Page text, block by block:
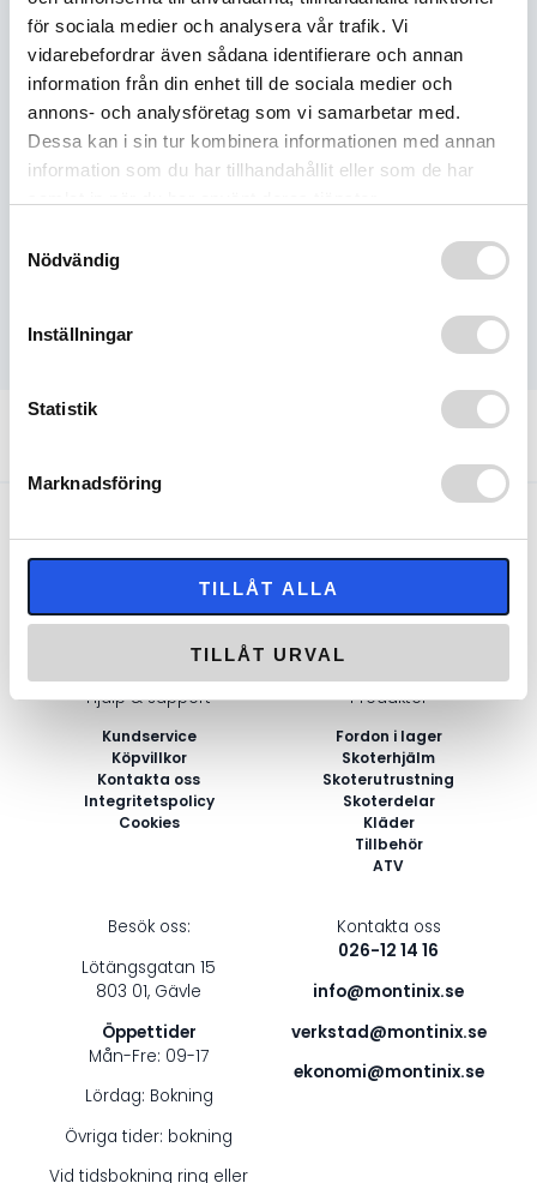
för sociala medier och analysera vår trafik. Vi
vidarebefordrar även sådana identifierare och annan
information från din enhet till de sociala medier och
annons- och analysföretag som vi samarbetar med.
Dessa kan i sin tur kombinera informationen med annan
information som du har tillhandahållit eller som de har
Nödvändig
Inställningar
Statistik
Marknadsföring
TILLÅT ALLA
TILLÅT URVAL
Fraktfritt
1000:-
14
dagars
öppet
Lägsta
garanti
Tillgänglig - skickas omgående
Recensioner
(0)
Snabba leveranser
Fri frakt över 1000 kr
NYHETSBREV
Registrera dig för vårat nyhetsbrev med de senaste
nyheterna och erbjudanden!
E-
*
Hjälp & support
Kundservice
Köpvillkor
Kontakta oss
Integritetspolicy
Cookies
Produkter
Fordon i lager
Skoterhjälm
Skoterutrustning
Skoterdelar
Kläder
Tillbehör
ATV
Besök oss:
Lötängsgatan 15
803 01, Gävle
Öppettider
Mån-Fre: 09-17
Lördag: Bokning
Övriga tider: bokning
Vid tidsbokning ring eller
Kontakta oss
026-12 14 16
info@montinix.se
verkstad@montinix.se
ekonomi@montinix.se